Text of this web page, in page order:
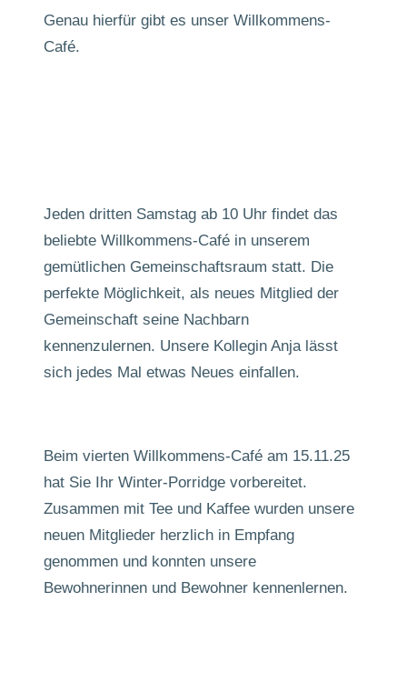
Genau hierfür gibt es unser Willkommens-
Café.
Jeden dritten Samstag ab 10 Uhr findet das
beliebte Willkommens-Café in unserem
gemütlichen Gemeinschaftsraum statt. Die
perfekte Möglichkeit, als neues Mitglied der
Gemeinschaft seine Nachbarn
kennenzulernen. Unsere Kollegin Anja lässt
sich jedes Mal etwas Neues einfallen.
Beim vierten Willkommens-Café am 15.11.25
hat Sie Ihr Winter-Porridge vorbereitet.
Zusammen mit Tee und Kaffee wurden unsere
neuen Mitglieder herzlich in Empfang
genommen und konnten unsere
Bewohnerinnen und Bewohner kennenlernen.